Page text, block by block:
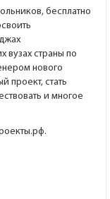
бесплатно
вузах страны по
нового
проект, стать
и многое